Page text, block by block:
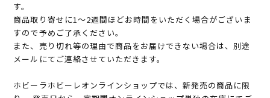
す。
商品取り寄せに1～2週間ほどお時間をいただく場合がございま
すので予めご了承ください。
また、売り切れ等の理由で商品をお届けできない場合は、別途
メールにてご連絡させていただきます。
ホビーラホビーレオンラインショップでは、新発売の商品に限